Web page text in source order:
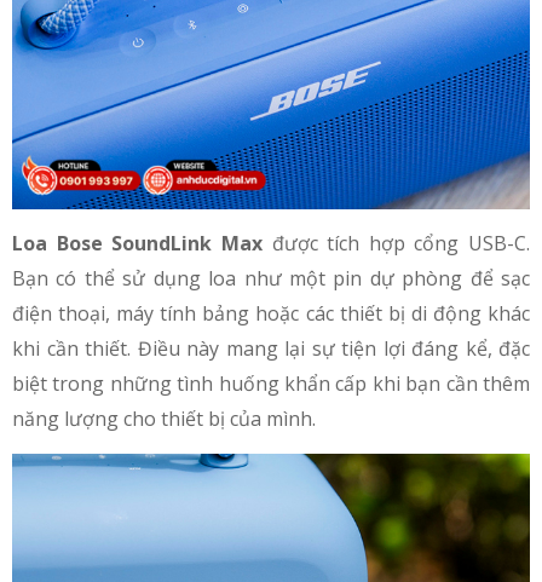
Loa Bose SoundLink Maxđược tích hợp cổng USB-C.
Bạn có thể sử dụng loa như một pin dự phòng để sạc
điện thoại, máy tính bảng hoặc các thiết bị di động khác
khi cần thiết. Điều này mang lại sự tiện lợi đáng kể, đặc
biệt trong những tình huống khẩn cấp khi bạn cần thêm
năng lượng cho thiết bị của mình.